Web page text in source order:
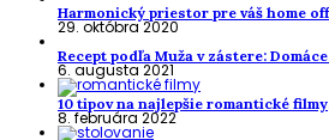
Harmonický priestor pre váš home
29. októbra 2020
Recept podľa Muža v zástere:
6. augusta 2021
10 tipov na najlepšie romantické
8. februára 2022